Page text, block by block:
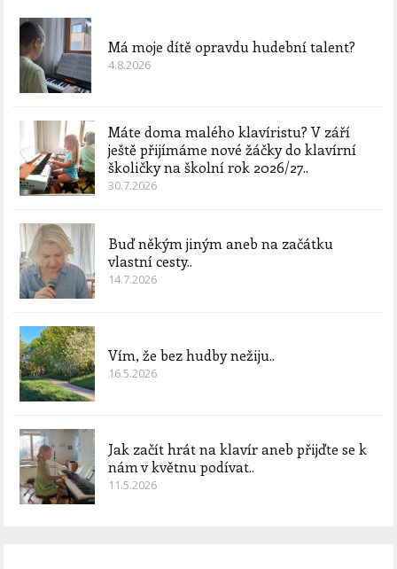
Má moje dítě opravdu hudební talent?
4.8.2026
Máte doma malého klavíristu? V září
ještě přijímáme nové žáčky do klavírní
školičky na školní rok 2026/27..
30.7.2026
Buď někým jiným aneb na začátku
vlastní cesty..
14.7.2026
Vím, že bez hudby nežiju..
16.5.2026
Jak začít hrát na klavír aneb přijďte se k
nám v květnu podívat..
11.5.2026